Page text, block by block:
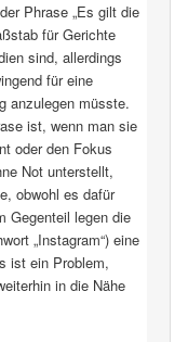
Phrase „Es gilt die
für Gerichte
sind, allerdings
für eine
anzulegen müsste.
ist, wenn man sie
oder den Fokus
Not unterstellt,
obwohl es dafür
Gegenteil legen die
„Instagram“) eine
ist ein Problem,
in die Nähe